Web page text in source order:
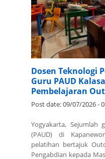
Dosen Teknologi
Guru PAUD
Pembelajaran
Post date:09/07/2026 -
Yogyakarta, Sejumlah
(PAUD) di
pelatihan bertajuk
Pengabdian kepada